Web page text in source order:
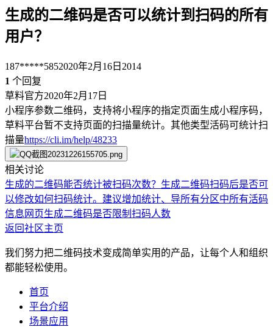
生成的二维码是否可以统计到扫码的所有
用户？
187*****5852020年2月16日 2014
1 个回复
草料官方2020年2月17日
小程序参数二维码，支持将小程序的指定页面生成小程序码，
草料平台暂不支持页面的扫描量统计。其他类型活码可统计扫
描量https://cli.im/help/48233
相关讨论
生成的二维码能否统计被扫码次数？ 生成二维码扫码后是否可
以修改如何扫码统计。 建议增加统计、导所有分区中所有活码
信息 网页生成二维码是否限制扫码人数
返回社区主页
我们努力把二维码技术变成简单实用的产品，让每个人和组织
都能轻松使用。
首页
平台介绍
场景应用